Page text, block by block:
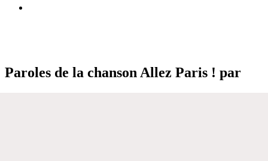
Paroles de la chanson Allez Paris ! par